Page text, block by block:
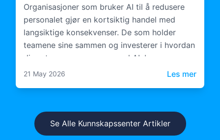
Organisasjoner som bruker AI til å redusere
personalet gjør en kortsiktig handel med
langsiktige konsekvenser. De som holder
teamene sine sammen og investerer i hvordan
disse teamene opererer med AI, bygger noe
mer varig.
21 May 2026 Les mer:
Se Alle Kunnskapssenter Artikler